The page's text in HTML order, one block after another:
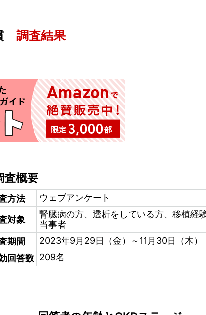
調査結果
査概要
方法 ウェブアンケート
対象
腎臓病の方、透析をしている方、移植経
当事者
期間
2023年9月29日（金）～11月30日（木）
回答数 209名